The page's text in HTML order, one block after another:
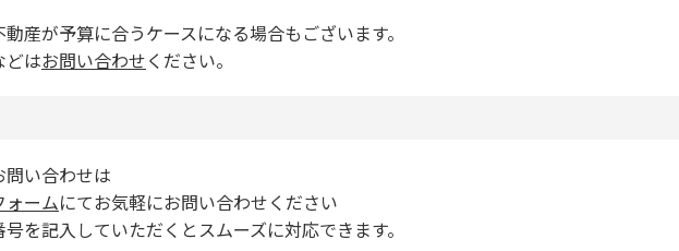
産が予算に合うケースになる場合もございます。
どはお問い合わせください。
い合わせは
ォームにてお気軽にお問い合わせください
を記入していただくとスムーズに対応できます。